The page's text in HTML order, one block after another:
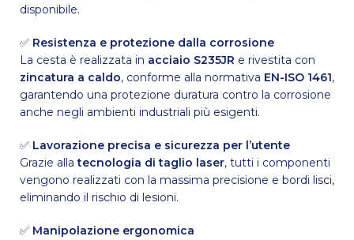
disponibile.
✅ Resistenza e protezione dalla corrosione
La cesta è realizzata in acciaio S235JR e rivestita con
zincatura a caldo, conforme alla normativa EN-ISO 1461,
garantendo una protezione duratura contro la corrosione
anche negli ambienti industriali più esigenti.
✅ Lavorazione precisa e sicurezza per l’utente
Grazie allatecnologia di taglio laser, tutti i componenti
vengono realizzati con la massima precisione e bordi lisci,
eliminando il rischio di lesioni.
✅ Manipolazione ergonomica